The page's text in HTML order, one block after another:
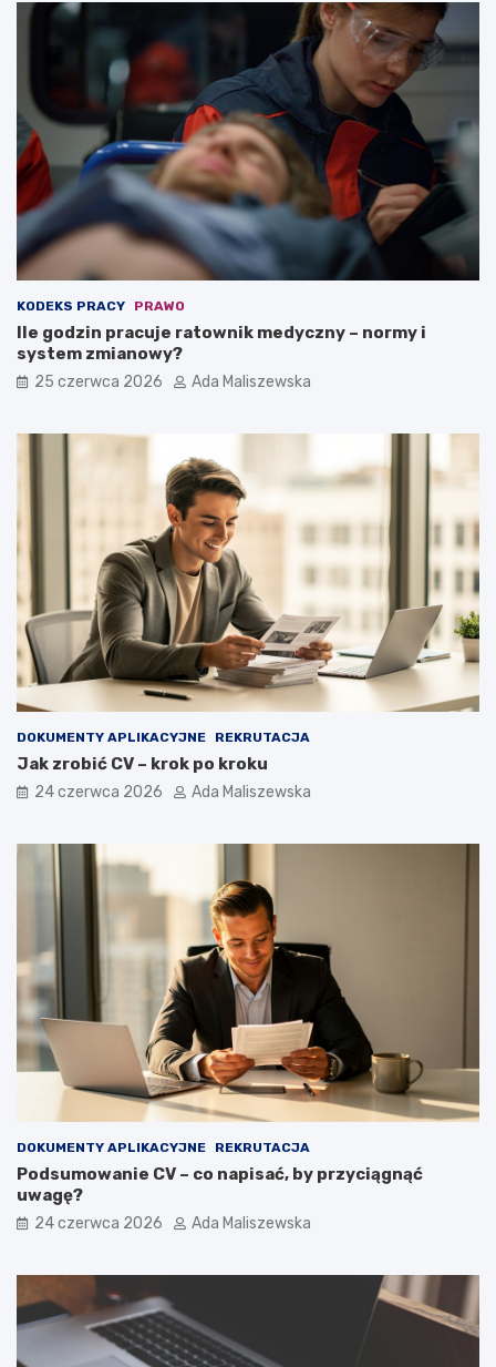
KODEKS PRACY PRAWO
Ile godzin pracuje ratownik medyczny – normy i
system zmianowy?
25 czerwca 2026 Ada Maliszewska
DOKUMENTY APLIKACYJNE REKRUTACJA
Jak zrobić CV – krok po kroku
24 czerwca 2026 Ada Maliszewska
DOKUMENTY APLIKACYJNE REKRUTACJA
Podsumowanie CV – co napisać, by przyciągnąć
uwagę?
24 czerwca 2026 Ada Maliszewska